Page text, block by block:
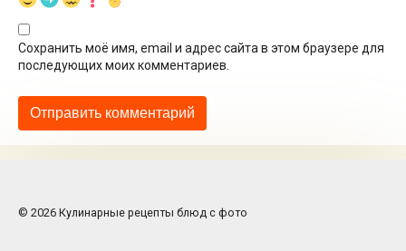
Сохранить моё имя, email и адрес сайта в этом браузере для
последующих моих комментариев.
© 2026 Кулинарные рецепты блюд с фото